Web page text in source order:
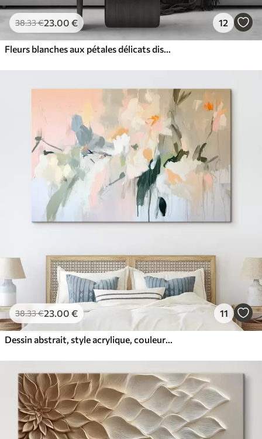
38.33€23.00 € 12
Fleurs blanches aux pétales délicats disposées dans un joli motif floral sur un fond clair
38.33€23 .00 € 11